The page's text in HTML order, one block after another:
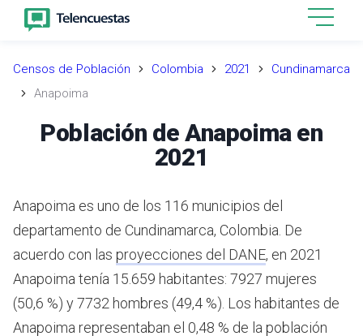
Censos de Población Colombia 2021
Cundinamarca
Anapoima
Población de Anapoima en
2021
Anapoima es uno de los 116 municipios del
departamento de Cundinamarca, Colombia. De
acuerdo con las proyecciones del DANE, en 2021
Anapoima tenía 15.659 habitantes: 7927 mujeres
(50,6 %) y 7732 hombres (49,4 %). Los habitantes de
Anapoima representaban el 0,48 % de la población